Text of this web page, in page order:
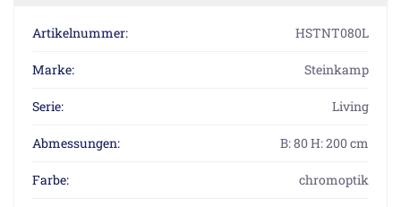
Artikelnummer: HSTNT080L
Marke: Steinkamp
Serie: Living
Abmessungen: B: 80 H: 200 cm
Farbe: chromoptik